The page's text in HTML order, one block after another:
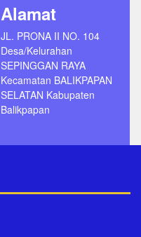
Alamat
JL. PRONA II NO. 104
Desa/Kelurahan
SEPINGGAN RAYA
Kecamatan BALIKPAPAN
SELATAN Kabupaten
Balikpapan